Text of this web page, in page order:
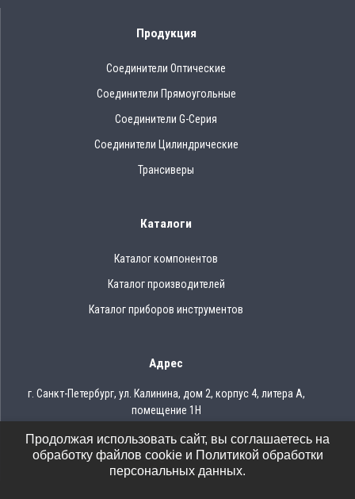
Продукция
Соединители Оптические
Соединители Прямоугольные
Соединители G-Серия
Соединители Цилиндрические
Трансиверы
Каталоги
Каталог компонентов
Каталог производителей
Каталог приборов инструментов
Адрес
г. Санкт-Петербург, ул. Калинина, дом 2, корпус 4, литера А,
помещение 1Н
Тел.: 8 (812) 309-75-97
Email: ocean@oceanchips.ru
Продолжая использовать сайт, вы соглашаетесь на
обработку файлов cookie и Политикой обработки
персональных данных.